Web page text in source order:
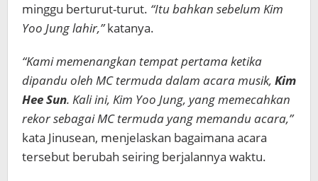
minggu berturut-turut. “Itu bahkan sebelum Kim
Yoo Jung lahir,”katanya.
“Kami memenangkan tempat pertama ketika
dipandu oleh MC termuda dalam acara musik, Kim
Hee Sun. Kali ini, Kim Yoo Jung, yang memecahkan
rekor sebagai MC termuda yang memandu acara,”
kata Jinusean, menjelaskan bagaimana acara
tersebut berubah seiring berjalannya waktu.